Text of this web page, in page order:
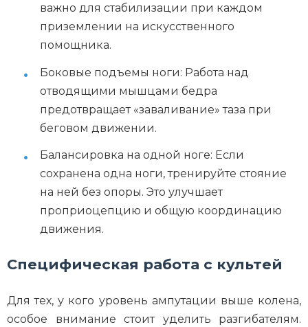
важно для стабилизации при каждом
приземлении на искусственного
помощника.
Боковые подъемы ноги: Работа над
отводящими мышцами бедра
предотвращает «заваливание» таза при
беговом движении.
Балансировка на одной ноге: Если
сохранена одна ноги, тренируйте стояние
на ней без опоры. Это улучшает
проприоцепцию и общую координацию
движения.
Специфическая работа с культей
Для тех, у кого уровень ампутации выше колена,
особое внимание стоит уделить разгибателям.